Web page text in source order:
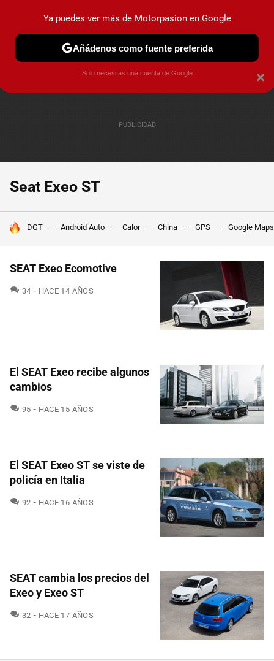
PRUEBAS COCHES ELÉCTRICOS OBSERVATORIO
Seat Exeo ST
HOY SE HABLA DE
DGT Android Auto Calor China GPS Google Maps
SEAT Exeo Ecomotive
34 COMENTARIOS
HACE 14 AÑOS
El SEAT Exeo recibe algunos
cambios
95 COMENTARIOS
HACE 15 AÑOS
El SEAT Exeo ST se viste de
policía en Italia
92 COMENTARIOS
HACE 16 AÑOS
SEAT cambia los precios del
Exeo y Exeo ST
32 COMENTARIOS
HACE 17 AÑOS
×
Ya puedes ver más de Motorpasion en Google
Añádenos como fuente preferida
Solo necesitas una cuenta de Google